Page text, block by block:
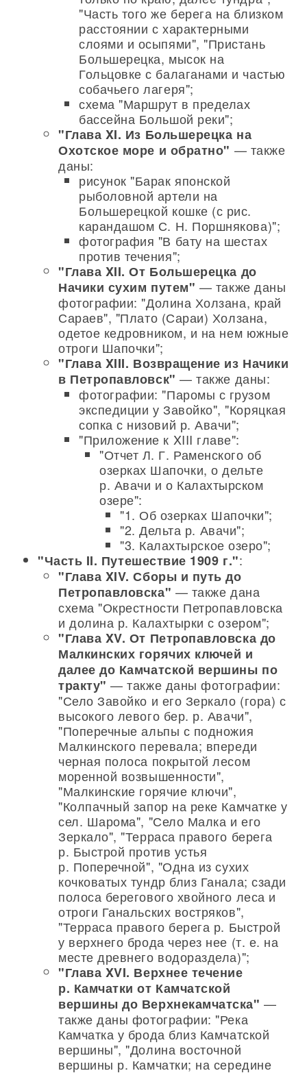
"Часть того же берега на близком
расстоянии с характерными
слоями и осыпями", "Пристань
Большерецка, мысок на
Гольцовке с балаганами и частью
собачьего лагеря";
схема "Маршрут в пределах
бассейна Большой реки";
"Глава XI. Из Большерецка на
Охотское море и обратно" — также
даны:
рисунок "Барак японской
рыболовной артели на
Большерецкой кошке (с рис.
карандашом С. Н. Поршнякова)";
фотография "В бату на шестах
против течения";
"Глава XII. От Большерецка до
Начики сухим путем" — также даны
фотографии: "Долина Холзана, край
Сараев", "Плато (Сараи) Холзана,
одетое кедровником, и на нем южные
отроги Шапочки";
"Глава XIII. Возвращение из Начики
в Петропавловск" — также даны:
фотографии: "Паромы с грузом
экспедиции у Завойко", "Коряцкая
сопка с низовий р. Авачи";
"Приложение к XIII главе":
"Отчет Л. Г. Раменского об
озерках Шапочки, о дельте
р. Авачи и о Калахтырском
озере":
"1. Об озерках Шапочки";
"2. Дельта р. Авачи";
"3. Калахтырское озеро";
"Часть II. Путешествие 1909 г.":
"Глава XIV. Сборы и путь до
Петропавловска" — также дана
схема "Окрестности Петропавловска
и долина р. Калахтырки с озером";
"Глава XV. От Петропавловска до
Малкинских горячих ключей и
далее до Камчатской вершины по
тракту" — также даны фотографии:
"Село Завойко и его Зеркало (гора) с
высокого левого бер. р. Авачи",
"Поперечные альпы с подножия
Малкинского перевала; впереди
черная полоса покрытой лесом
моренной возвышенности",
"Малкинские горячие ключи",
"Колпачный запор на реке Камчатке у
сел. Шарома", "Село Малка и его
Зеркало", "Терраса правого берега
р. Быстрой против устья
р. Поперечной", "Одна из сухих
кочковатых тундр близ Ганала; сзади
полоса берегового хвойного леса и
отроги Ганальских востряков",
"Терраса правого берега р. Быстрой
у верхнего брода через нее (т. е. на
месте древнего водораздела)";
"Глава XVI. Верхнее течение
р. Камчатки от Камчатской
вершины до Верхнекамчатска" —
также даны фотографии: "Река
Камчатка у брода близ Камчатской
вершины", "Долина восточной
вершины р. Камчатки; на середине